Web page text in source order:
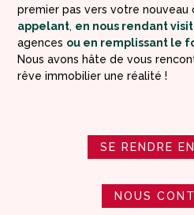
premier pas vers votre nouveau
appelant, en nous rendant
agences ou en remplissant le
Nous avons hâte de vous
rêve immobilier une réalité !
SE RENDRE
NOUS